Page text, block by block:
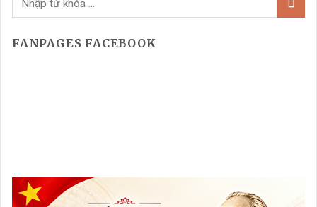
FANPAGES FACEBOOK